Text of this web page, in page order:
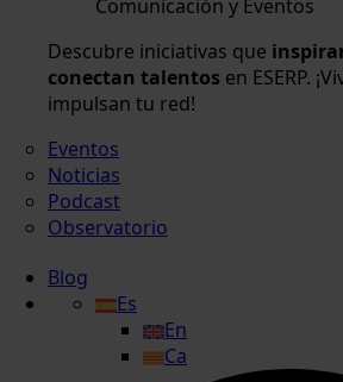
Comunicación y Eventos
Descubre iniciativas que
conectan talentos en ESERP.
impulsan tu red!
Eventos
Noticias
Podcast
Observatorio
Blog
Es
En
Ca